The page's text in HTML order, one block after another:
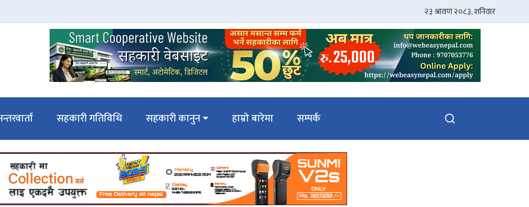
सहकारी गतिविधि सहकारी कानुन हाम्रो बारेमा सम्पर्क